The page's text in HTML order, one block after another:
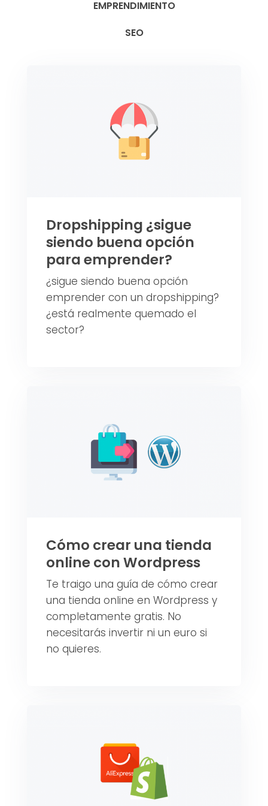
EMPRENDIMIENTO
SEO
Dropshipping ¿sigue
siendo buena opción
para emprender?
¿sigue siendo buena opción
emprender con un dropshipping?
¿está realmente quemado el
sector?
Cómo crear una tienda
online con Wordpress
Te traigo una guía de cómo crear
una tienda online en Wordpress y
completamente gratis. No
necesitarás invertir ni un euro si
no quieres.